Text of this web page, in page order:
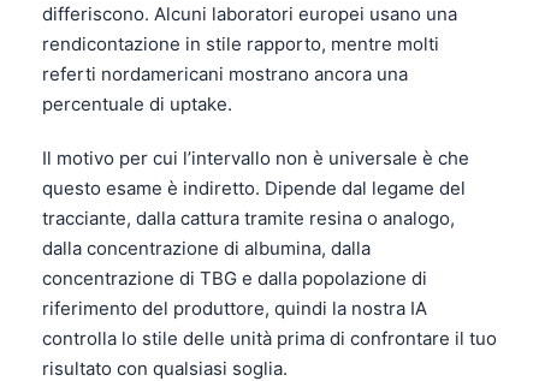
differiscono. Alcuni laboratori europei usano una
rendicontazione in stile rapporto, mentre molti
referti nordamericani mostrano ancora una
percentuale di uptake.
Il motivo per cui l’intervallo non è universale è che
questo esame è indiretto. Dipende dal legame del
tracciante, dalla cattura tramite resina o analogo,
dalla concentrazione di albumina, dalla
concentrazione di TBG e dalla popolazione di
riferimento del produttore, quindi la nostra IA
controlla lo stile delle unità prima di confrontare il tuo
risultato con qualsiasi soglia.